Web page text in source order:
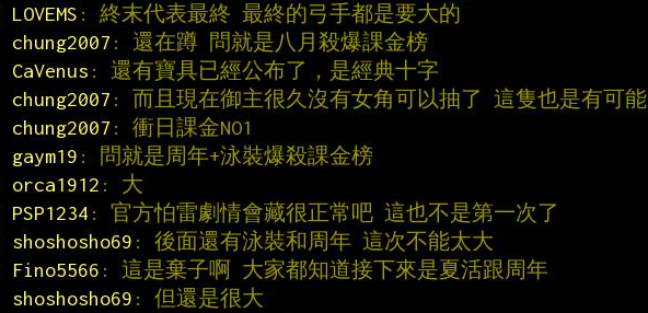
LOVEMS : 終末代表最終 最終的弓手都是要大的
chung2007 : 還在蹲 問就是八月殺爆課金榜
CaVenus : 還有寶具已經公布了，是經典十字
chung2007 : 而且現在御主很久沒有女角可以抽了 這隻也是有可能
chung2007 : 衝日課金NO1
gaym19 : 問就是周年+泳裝爆殺課金榜
orca1912 : 大
PSP1234 : 官方怕雷劇情會藏很正常吧 這也不是第一次了
shoshosho69 : 後面還有泳裝和周年 這次不能太大
Fino5566 : 這是棄子啊 大家都知道接下來是夏活跟周年
shoshosho69 : 但還是很大